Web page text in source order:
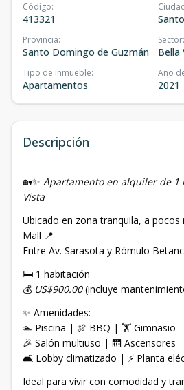
Código:
413321
Provincia:
Santo Domingo de Guzmán
Sector:
Bella
Tipo de inmueble:
Apartamentos
Año
2021
Descripción
🏡✨ Apartamento en alquiler de 1
Vista
Ubicado en zona tranquila, a pocos
Mall 📍
Entre Av. Sarasota y Rómulo
🛏️ 1 habitación
💰 US$900.00(incluye
✨ Amenidades:
🏊 Piscina | 🍖 BBQ | 🏋️ Gimnasio
🎉 Salón multiuso | 🛗 Ascensores
🛋️ Lobby climatizado | ⚡ Planta
Ideal para vivir con comodidad y